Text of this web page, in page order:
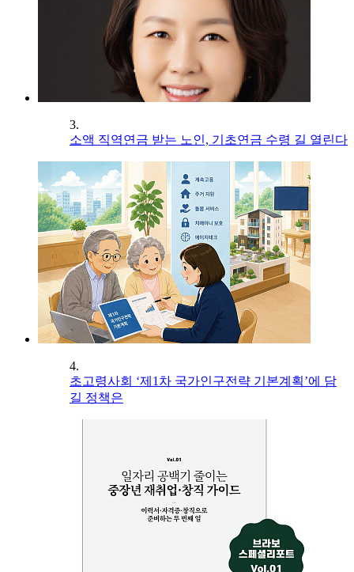
3.
소액 직역연금 받는 노인, 기초연금 수령 길 열린다
4.
초고령사회 ‘제1차 국가인구전략 기본계획’에 담
길 정책은